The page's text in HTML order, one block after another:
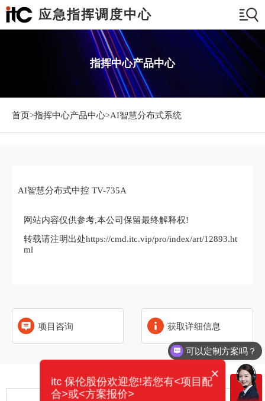
应急指挥调度中心
指挥中心产品中心
首页>指挥中心产品中心>AI智慧分布式系统
AI智慧分布式中控 TV-735A
网站内容仅供参考,本公司保留最终解释权!
转载请注明出处https://cmd.itc.vip/pro/index/art/12893.ht
ml
项目咨询 获取详细信息
相关产品
可以定制方案吗？
×
itc 保伦股份欢迎您!若您有<项目配
合>或<方案报价>